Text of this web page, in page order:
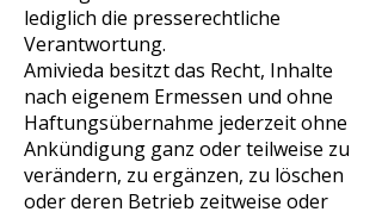
lediglich die presserechtliche
Verantwortung.
Amivieda besitzt das Recht, Inhalte
nach eigenem Ermessen und ohne
Haftungsübernahme jederzeit ohne
Ankündigung ganz oder teilweise zu
verändern, zu ergänzen, zu löschen
oder deren Betrieb zeitweise oder